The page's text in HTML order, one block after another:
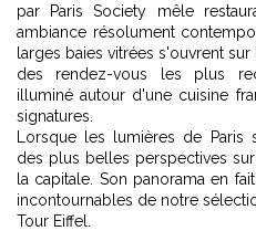
par Paris Society mêle
ambiance résolument
larges baies vitrées s'ouvrent
des rendez-vous les plus
illuminé autour d'une cuisine
signatures.
Lorsque les lumières de Paris
des plus belles perspectives
la capitale. Son panorama en
incontournables de notre
Tour Eiffel.